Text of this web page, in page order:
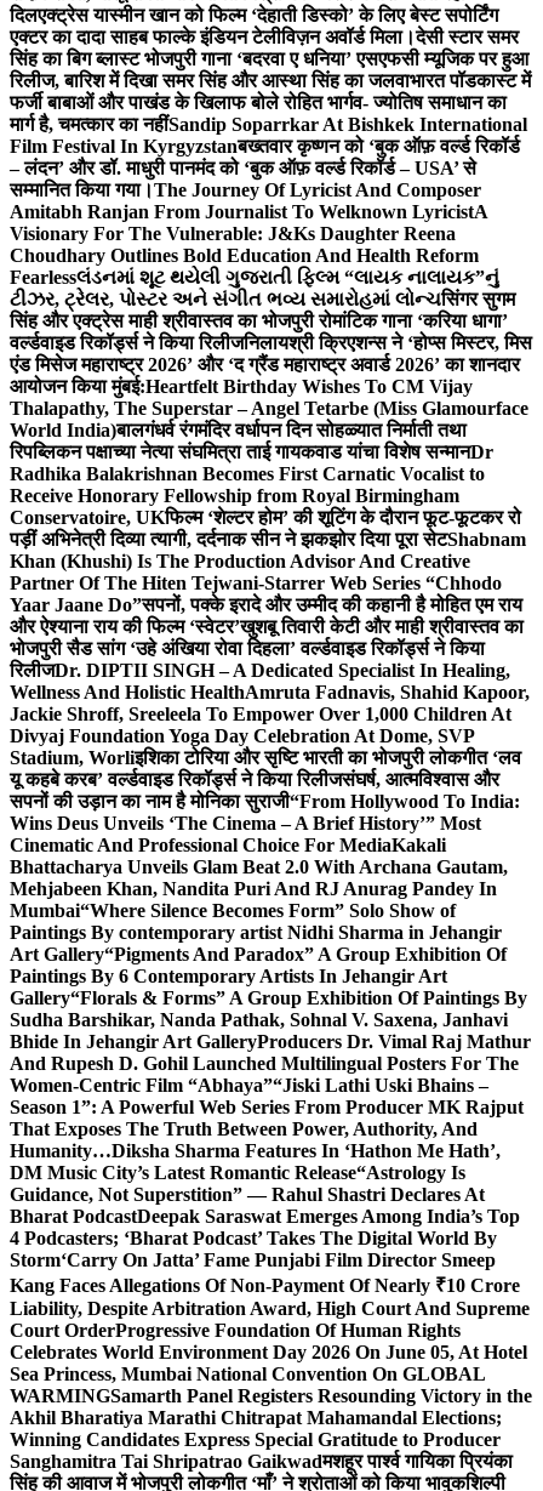
दिलएक्ट्रेस यास्मीन खान को फिल्म ‘देहाती डिस्को’ के लिए बेस्ट सपोर्टिंग
एक्टर का दादा साहब फाल्के इंडियन टेलीविज़न अवॉर्ड मिला।देसी स्टार समर
सिंह का बिग ब्लास्ट भोजपुरी गाना ‘बदरवा ए धनिया’ एसएफसी म्यूजिक पर हुआ
रिलीज, बारिश में दिखा समर सिंह और आस्था सिंह का जलवाभारत पॉडकास्ट में
फर्जी बाबाओं और पाखंड के खिलाफ बोले रोहित भार्गव- ज्योतिष समाधान का
मार्ग है, चमत्कार का नहींSandip Soparrkar At Bishkek International
Film Festival In Kyrgyzstanबख्तवार कृष्णन को ‘बुक ऑफ़ वर्ल्ड रिकॉर्ड
– लंदन’ और डॉ. माधुरी पानमंद को ‘बुक ऑफ़ वर्ल्ड रिकॉर्ड – USA’ से
सम्मानित किया गया।The Journey Of Lyricist And Composer
Amitabh Ranjan From Journalist To Welknown LyricistA
Visionary For The Vulnerable: J&Ks Daughter Reena
Choudhary Outlines Bold Education And Health Reform
Fearlessલંડનમાં શૂટ થયેલી ગુજરાતી ફિલ્મ “લાયક નાલાયક”નું
ટીઝર, ટ્રેલર, પોસ્ટર અને સંગીત ભવ્ય સમારોહમાં લોન્ચसिंगर सुगम
सिंह और एक्ट्रेस माही श्रीवास्तव का भोजपुरी रोमांटिक गाना ‘करिया धागा’
वर्ल्डवाइड रिकॉर्ड्स ने किया रिलीजनिलायश्री क्रिएशन्स ने ‘होप्स मिस्टर, मिस
एंड मिसेज महाराष्ट्र 2026’ और ‘द ग्रैंड महाराष्ट्र अवार्ड 2026’ का शानदार
आयोजन किया मुंबई:Heartfelt Birthday Wishes To CM Vijay
Thalapathy, The Superstar – Angel Tetarbe (Miss Glamourface
World India)बालगंधर्व रंगमंदिर वर्धापन दिन सोहळ्यात निर्माती तथा
रिपब्लिकन पक्षाच्या नेत्या संघमित्रा ताई गायकवाड यांचा विशेष सन्मानDr
Radhika Balakrishnan Becomes First Carnatic Vocalist to
Receive Honorary Fellowship from Royal Birmingham
Conservatoire, UKफिल्म ‘शेल्टर होम’ की शूटिंग के दौरान फूट-फूटकर रो
पड़ीं अभिनेत्री दिव्या त्यागी, दर्दनाक सीन ने झकझोर दिया पूरा सेटShabnam
Khan (Khushi) Is The Production Advisor And Creative
Partner Of The Hiten Tejwani-Starrer Web Series “Chhodo
Yaar Jaane Do”सपनों, पक्के इरादे और उम्मीद की कहानी है मोहित एम राय
और ऐश्याना राय की फिल्म ‘स्वेटर’खुशबू तिवारी केटी और माही श्रीवास्तव का
भोजपुरी सैड सांग ‘उहे अंखिया रोवा दिहला’ वर्ल्डवाइड रिकॉर्ड्स ने किया
रिलीजDr. DIPTII SINGH – A Dedicated Specialist In Healing,
Wellness And Holistic HealthAmruta Fadnavis, Shahid Kapoor,
Jackie Shroff, Sreeleela To Empower Over 1,000 Children At
Divyaj Foundation Yoga Day Celebration At Dome, SVP
Stadium, Worliइशिका टोरिया और सृष्टि भारती का भोजपुरी लोकगीत ‘लव
यू कहबे करब’ वर्ल्डवाइड रिकॉर्ड्स ने किया रिलीजसंघर्ष, आत्मविश्वास और
सपनों की उड़ान का नाम है मोनिका सुराजी“From Hollywood To India:
Wins Deus Unveils ‘The Cinema – A Brief History’” Most
Cinematic And Professional Choice For MediaKakali
Bhattacharya Unveils Glam Beat 2.0 With Archana Gautam,
Mehjabeen Khan, Nandita Puri And RJ Anurag Pandey In
Mumbai“Where Silence Becomes Form” Solo Show of
Paintings By contemporary artist Nidhi Sharma in Jehangir
Art Gallery“Pigments And Paradox” A Group Exhibition Of
Paintings By 6 Contemporary Artists In Jehangir Art
Gallery“Florals & Forms” A Group Exhibition Of Paintings By
Sudha Barshikar, Nanda Pathak, Sohnal V. Saxena, Janhavi
Bhide In Jehangir Art GalleryProducers Dr. Vimal Raj Mathur
And Rupesh D. Gohil Launched Multilingual Posters For The
Women-Centric Film “Abhaya”“Jiski Lathi Uski Bhains –
Season 1”: A Powerful Web Series From Producer MK Rajput
That Exposes The Truth Between Power, Authority, And
Humanity…Diksha Sharma Features In ‘Hathon Me Hath’,
DM Music City’s Latest Romantic Release“Astrology Is
Guidance, Not Superstition” — Rahul Shastri Declares At
Bharat PodcastDeepak Saraswat Emerges Among India’s Top
4 Podcasters; ‘Bharat Podcast’ Takes The Digital World By
Storm‘Carry On Jatta’ Fame Punjabi Film Director Smeep
Kang Faces Allegations Of Non-Payment Of Nearly ₹10 Crore
Liability, Despite Arbitration Award, High Court And Supreme
Court OrderProgressive Foundation Of Human Rights
Celebrates World Environment Day 2026 On June 05, At Hotel
Sea Princess, Mumbai National Convention On GLOBAL
WARMINGSamarth Panel Registers Resounding Victory in the
Akhil Bharatiya Marathi Chitrapat Mahamandal Elections;
Winning Candidates Express Special Gratitude to Producer
Sanghamitra Tai Shripatrao Gaikwadमशहूर पार्श्व गायिका प्रियंका
सिंह की आवाज में भोजपुरी लोकगीत ‘माँ’ ने श्रोताओं को किया भावुकशिल्पी